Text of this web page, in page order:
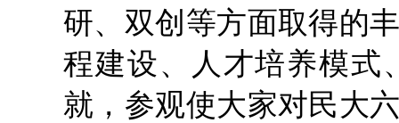
研、双创等方面取得的
程建设、人才培养模式
就，参观使大家对民大